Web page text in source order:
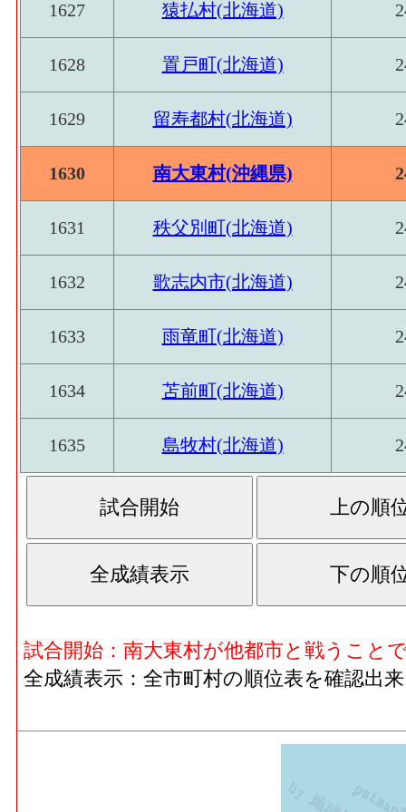
1627 猿払村(北海道)
1628 置戸町(北海道)
1629 留寿都村(北海道)
1630 南大東村(沖縄県)
1631 秩父別町(北海道)
1632 歌志内市(北海道)
1633 雨竜町(北海道)
1634 苫前町(北海道)
1635 島牧村(北海道)
試合開始：南大東村が他都市と戦うこと
全成績表示：全市町村の順位表を確認出